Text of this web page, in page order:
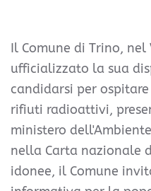
Il Comune di Trino, nel
ufficializzato la sua
candidarsi per
rifiuti radioattivi,
ministero
nella Carta nazionale
idonee, il Comune